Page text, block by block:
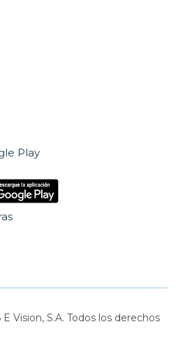
Play
Vision, S.A. Todos los derechos